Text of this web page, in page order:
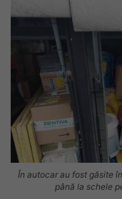
În autocar au fost găsite
până la schele